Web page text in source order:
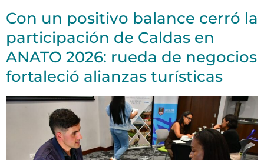
Con un positivo balance cerró la
participación de Caldas en
ANATO 2026: rueda de negocios
fortaleció alianzas turísticas